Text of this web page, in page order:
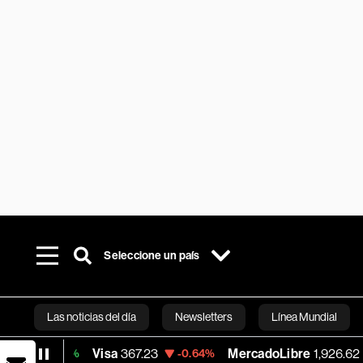
Seleccione un país
Las noticias del día Newsletters Línea Mundial
Bloomberg
Visa 367.23 -0.64% MercadoLibre 1,926.62 +1.93%